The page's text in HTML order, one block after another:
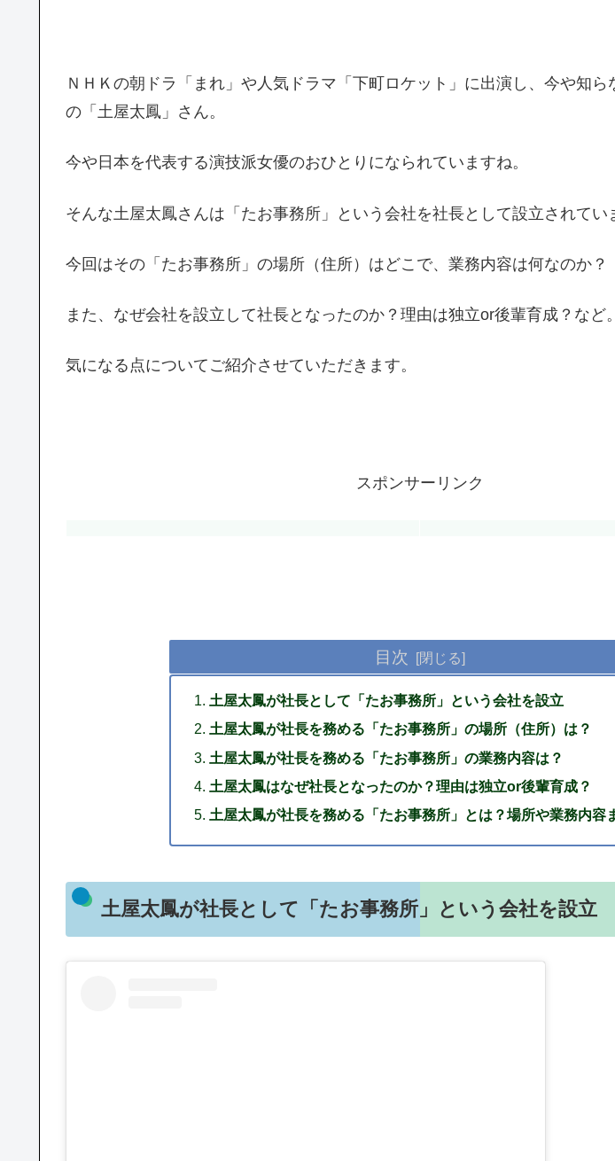
ＮＨＫの朝ドラ「まれ」や人気ドラマ「下町ロケット」に出演し、今や知ら
の「土屋太鳳」さん。
今や日本を代表する演技派女優のおひとりになられていますね。
そんな土屋太鳳さんは「たお事務所」という会社を社長として設立されてい
今回はその「たお事務所」の場所（住所）はどこで、業務内容は何なのか？
また、なぜ会社を設立して社長となったのか？理由は独立or後輩育成？など。
気になる点についてご紹介させていただきます。
スポンサーリンク
目次
土屋太鳳が社長として「たお事務所」という会社を設立
土屋太鳳が社長を務める「たお事務所」の場所（住所）は？
土屋太鳳が社長を務める「たお事務所」の業務内容は？
土屋太鳳はなぜ社長となったのか？理由は独立or後輩育成？
土屋太鳳が社長を務める「たお事務所」とは？場所や業務内容
土屋太鳳が社長として「たお事務所」という会社を設立